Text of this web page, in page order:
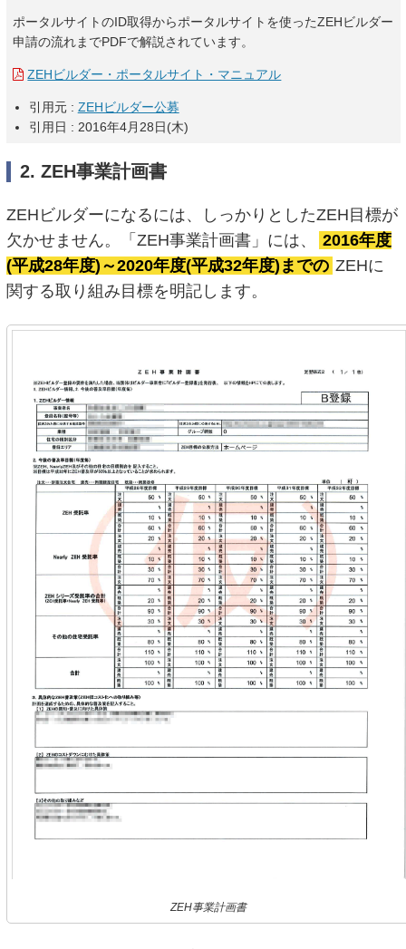
ポータルサイトのID取得からポータルサイトを使ったZEHビルダー
申請の流れまでPDFで解説されています。
ZEHビルダー・ポータルサイト・マニュアル
引用元 : ZEHビルダー公募
引用日 : 2016年4月28日(木)
2. ZEH事業計画書
ZEHビルダーになるには、しっかりとしたZEH目標が
欠かせません。「ZEH事業計画書」には、
2016年度
(平成28年度)～2020年度(平成32年度)までの ZEHに
関する取り組み目標を明記します。
ZEH事業計画書